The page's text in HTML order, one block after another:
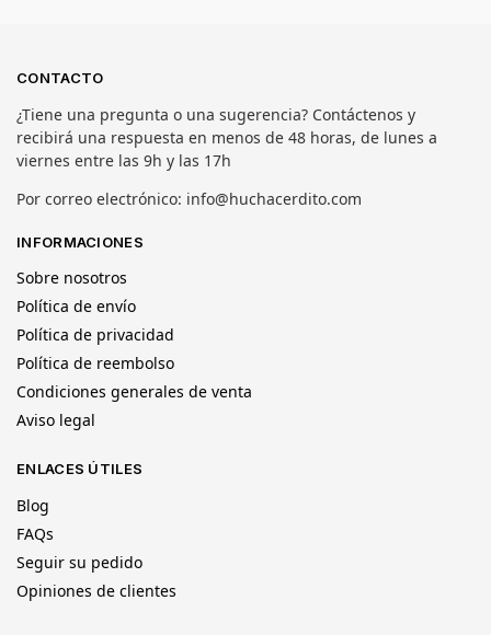
CONTACTO
¿Tiene una pregunta o una sugerencia? Contáctenos y
recibirá una respuesta en menos de 48 horas, de lunes a
viernes entre las 9h y las 17h
Por correo electrónico: info@huchacerdito.com
INFORMACIONES
Sobre nosotros
Política de envío
Política de privacidad
Política de reembolso
Condiciones generales de venta
Aviso legal
ENLACES ÚTILES
Blog
FAQs
Seguir su pedido
Opiniones de clientes